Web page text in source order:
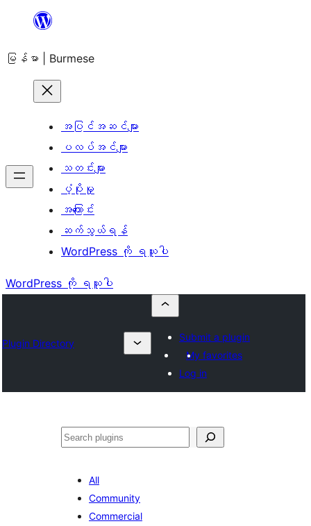
အကြောင်းအရာ
ကျော်သွား
မြန်မာ | Burmese
အပြင်အဆင်များ
ပလပ်အင်များ
သတင်းများ
ပံ့ပိုးမှု
အကြောင်း
ဆက်သွယ်ရန်
WordPress ကို ရယူပါ
WordPress ကို ရယူပါ
Plugin Directory
Submit a plugin
My favorites
Log in
ရှာ
All
Community
Commercial